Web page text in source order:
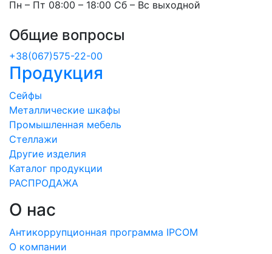
Пн – Пт 08:00 – 18:00 Сб – Вс выходной
Общие вопросы
+38(067)575-22-00
Продукция
Сейфы
Металлические шкафы
Промышленная мебель
Стеллажи
Другие изделия
Каталог продукции
РАСПРОДАЖА
О нас
Антикоррупционная программа IPCOM
О компании